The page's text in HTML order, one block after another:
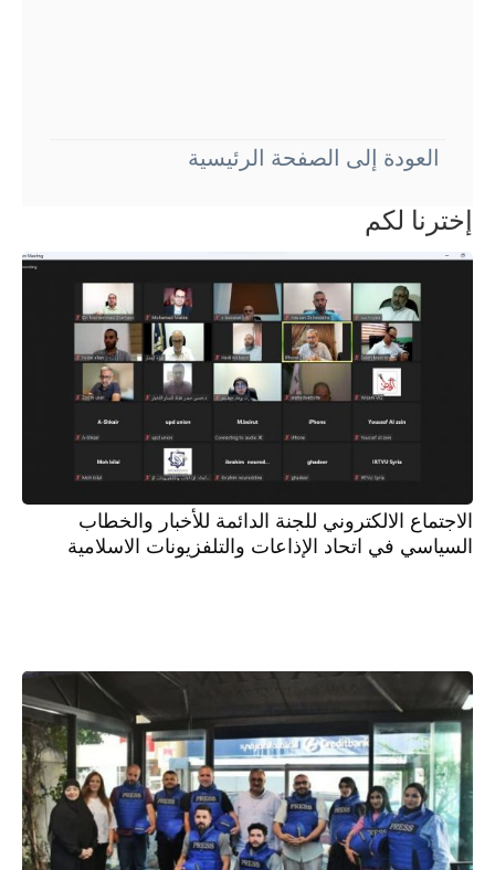
العودة إلى الصفحة الرئيسية
إخترنا لكم
الاجتماع الالكتروني للجنة الدائمة للأخبار والخطاب
السياسي في اتحاد الإذاعات والتلفزيونات الاسلامية